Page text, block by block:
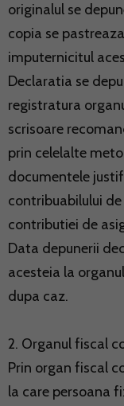
originalul se
copia se
imputernicitul
Declaratia se
registratura
scrisoare
prin celelalte
documentele
contribuabilului
contributiei de
Data depunerii
acesteia la
dupa caz.
2. Organul fiscal
Prin organ fiscal
la care persoana